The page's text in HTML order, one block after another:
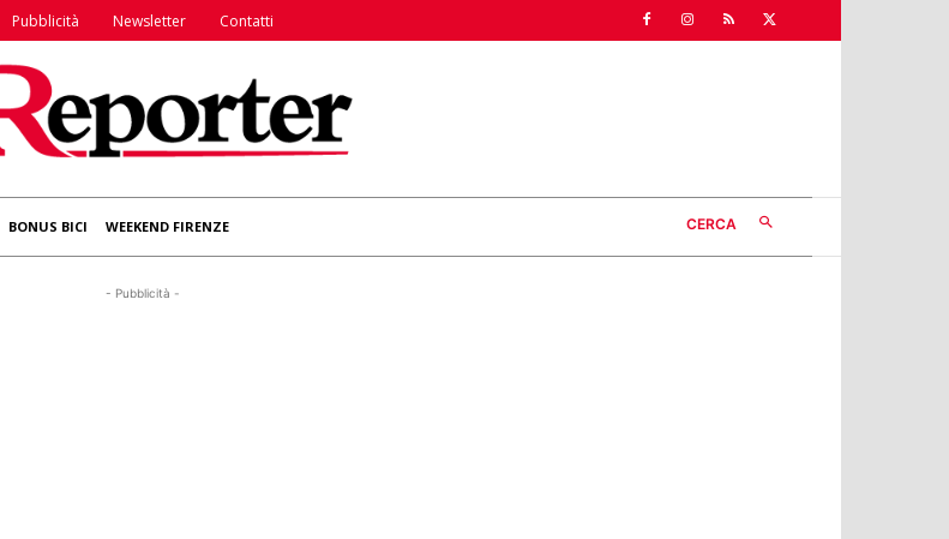
Pubblicità Newsletter Contatti
BONUS BICI WEEKEND FIRENZE CERCA
- Pubblicità -